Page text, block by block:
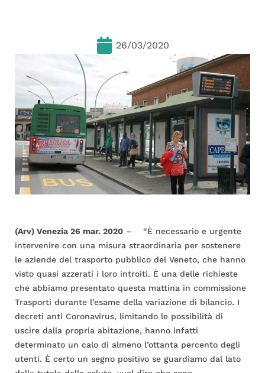
26/03/2020
(Arv) Venezia 26 mar. 2020 – “È necessario e urgente
intervenire con una misura straordinaria per sostenere
le aziende del trasporto pubblico del Veneto, che hanno
visto quasi azzerati i loro introiti. È una delle richieste
che abbiamo presentato questa mattina in commissione
Trasporti durante l’esame della variazione di bilancio. I
decreti anti Coronavirus, limitando le possibilità di
uscire dalla propria abitazione, hanno infatti
determinato un calo di almeno l’ottanta percento degli
utenti. È certo un segno positivo se guardiamo dal lato